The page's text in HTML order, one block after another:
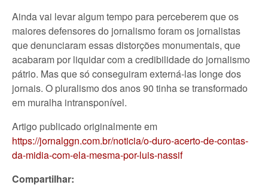
Ainda vai levar algum tempo para perceberem que os
maiores defensores do jornalismo foram os jornalistas
que denunciaram essas distorções monumentais, que
acabaram por liquidar com a credibilidade do jornalismo
pátrio. Mas que só conseguiram externá-las longe dos
jornais. O pluralismo dos anos 90 tinha se transformado
em muralha intransponível.
Artigo publicado originalmente em
https://jornalggn.com.br/noticia/o-duro-acerto-de-contas-
da-midia-com-ela-mesma-por-luis-nassif
Compartilhar: